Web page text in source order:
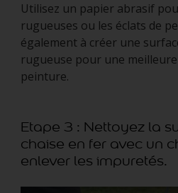
Utilisez un papier abrasif
rugueuses ou les éclats de
également à créer une
rugueuse pour une
peinture.
Etape 3 : Nettoyez la
chaise en fer avec un
enlever les impuretés.